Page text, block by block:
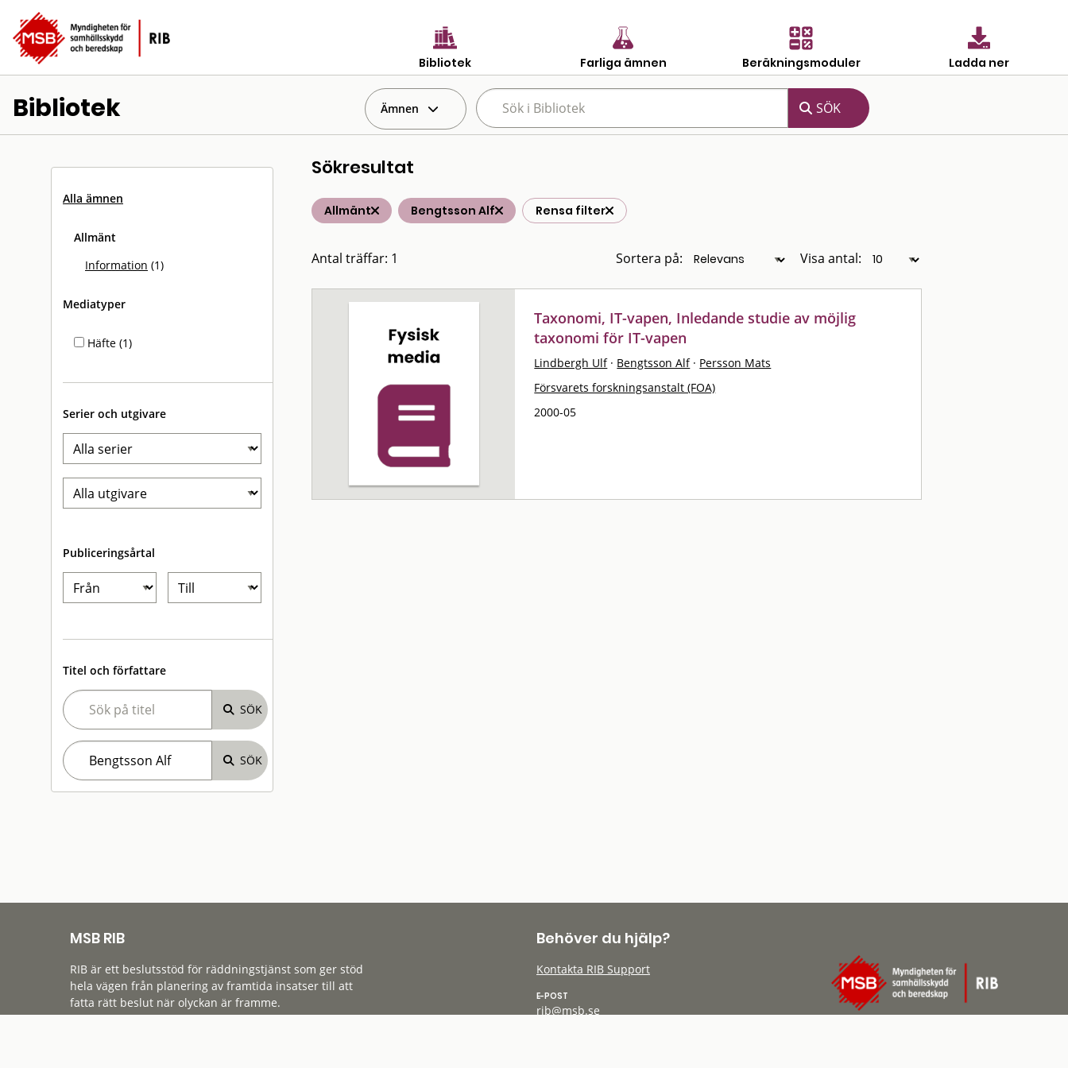
Bibliotek Farliga ämnen Beräkningsmoduler Ladda ner
Bibliotek Ämnen
Alla ämnen
Allmänt
Information (1)
Mediatyper
Häfte (1)
Serier och utgivare
Publiceringsårtal
Titel och författare
Sökresultat
Allmänt Bengtsson Alf Rensa filter
Antal träffar: 1 Sortera på: Visa antal:
Taxonomi, IT-vapen, Inledande studie av möjlig
taxonomi för IT-vapen
Lindbergh Ulf · Bengtsson Alf · Persson Mats
Försvarets forskningsanstalt (FOA)
2000-05
MSB RIB
RIB är ett beslutsstöd för räddningstjänst som ger stöd
hela vägen från planering av framtida insatser till att
fatta rätt beslut när olyckan är framme.
Behöver du hjälp?
Kontakta RIB Support
E-POST
rib@msb.se